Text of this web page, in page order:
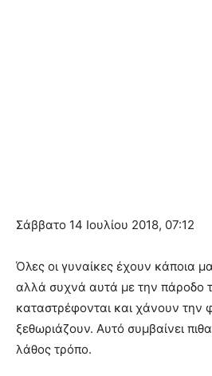
Σάββατο 14 Ιουλίου 2018, 07:12
Όλες οι γυναίκες έχουν κάποια
αλλά συχνά αυτά με την πάροδο
καταστρέφονται και χάνουν την
ξεθωριάζουν. Αυτό συμβαίνει
λάθος τρόπο.